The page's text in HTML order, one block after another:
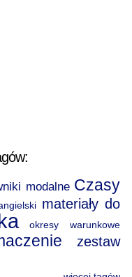
modalne Czasy
materiały do
okresy warunkowe
zestaw